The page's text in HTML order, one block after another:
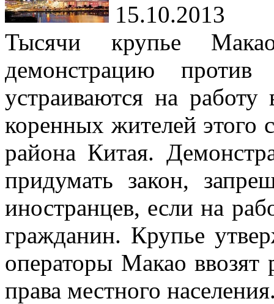
15.10.2013
Тысячи крупье
демонстрацию против
устраиваются на
коренных жителей этого
района Китая.
придумать закон,
иностранцев, если на
гражданин. Крупье
операторы Макао ввозят
права местного